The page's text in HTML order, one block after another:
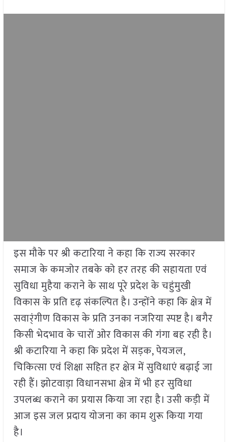
इस मौके पर श्री कटारिया ने कहा कि राज्य सरकार
समाज के कमजोर तबके को हर तरह की सहायता एवं
सुविधा मुहैया कराने के साथ पूरे प्रदेश के चहुंमुखी
विकास के प्रति दृढ़ संकल्पित है। उन्होंने कहा कि क्षेत्र में
सवार्ंगीण विकास के प्रति उनका नजरिया स्पष्ट है। बगैर
किसी भेदभाव के चारों ओर विकास की गंगा बह रही है।
श्री कटारिया ने कहा कि प्रदेश में सड़क, पेयजल,
चिकित्सा एवं शिक्षा सहित हर क्षेत्र में सुविधाएं बढ़ाई जा
रही हैं। झोटवाड़ा विधानसभा क्षेत्र में भी हर सुविधा
उपलब्ध कराने का प्रयास किया जा रहा है। उसी कड़ी में
आज इस जल प्रदाय योजना का काम शुरू किया गया
है।